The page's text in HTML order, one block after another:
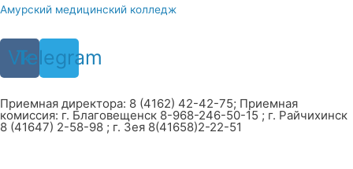
Перейти
содержимому
Амурский медицинский колледж
Vk
Telegram
Приемная директора: 8 (4162) 42-42-75; Приемная
комиссия: г. Благовещенск 8-968-246-50-15 ; г. Райчихинск
8 (41647) 2-58-98 ; г. Зея 8(41658)2-22-51